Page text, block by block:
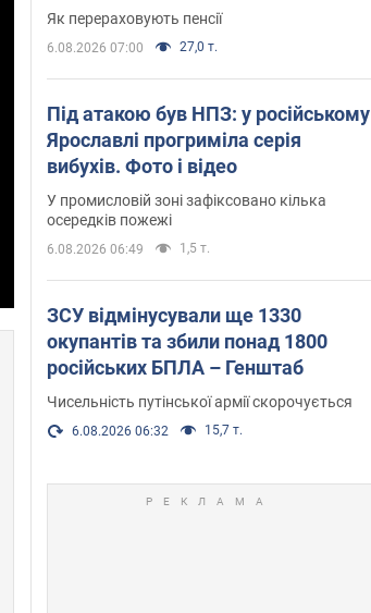
Як перераховують пенсії
6.08.2026 07:00 27,0 т.
Під атакою був НПЗ: у російському
Ярославлі прогриміла серія
вибухів. Фото і відео
У промисловій зоні зафіксовано кілька
осередків пожежі
6.08.2026 06:49 1,5 т.
ЗСУ відмінусували ще 1330
окупантів та збили понад 1800
російських БПЛА – Генштаб
Чисельність путінської армії скорочується
6.08.2026 06:32 15,7 т.